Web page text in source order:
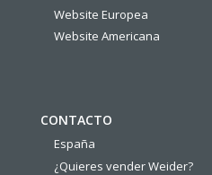
Website Europea
Website Americana
CONTACTO
España
¿Quieres vender Weider?